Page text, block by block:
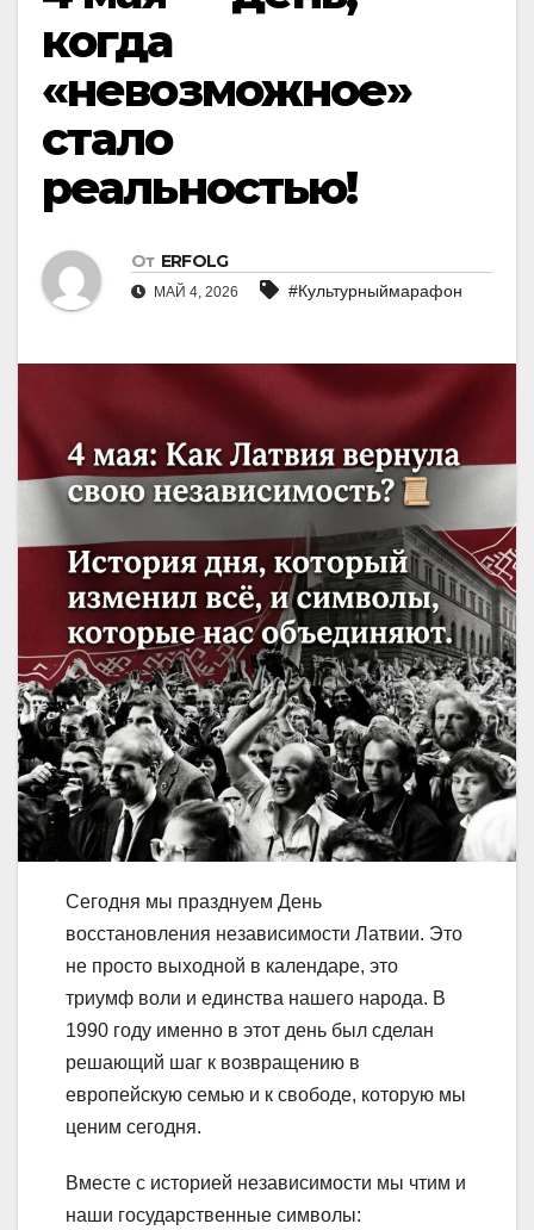
когда
«невозможное»
стало
реальностью!
От ERFOLG
МАЙ 4, 2026 #Культурныймарафон
Сегодня мы празднуем День
восстановления независимости Латвии. Это
не просто выходной в календаре, это
триумф воли и единства нашего народа. В
1990 году именно в этот день был сделан
решающий шаг к возвращению в
европейскую семью и к свободе, которую мы
ценим сегодня.
Вместе с историей независимости мы чтим и
наши государственные символы: